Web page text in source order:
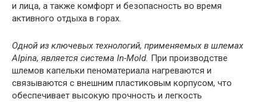
и лица, а также комфорт и безопасность во время
активного отдыха в горах.
Одной из ключевых технологий, применяемых в шлемах
Alpina, является система In-Mold. При производстве
шлемов капельки пеноматериала нагреваются и
связываются с внешним пластиковым корпусом, что
обеспечивает высокую прочность и легкость